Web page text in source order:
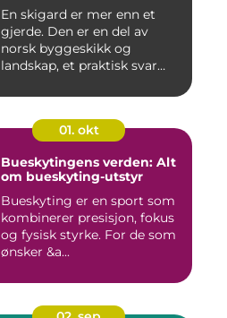
En skigard er mer enn et
gjerde. Den er en del av
norsk byggeskikk og
landskap, et praktisk svar
01. okt
Bueskytingens verden: Alt
om bueskyting-utstyr
Bueskyting er en sport som
kombinerer presisjon, fokus
og fysisk styrke. For de som
ønsker &a...